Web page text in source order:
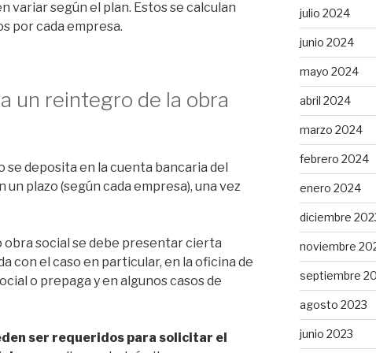
variar según el plan. Estos se calculan
por cada empresa.
un reintegro de la obra
deposita en la cuenta bancaria del
plazo (según cada empresa), una vez
social se debe presentar cierta
con el caso en particular, en la oficina de
o prepaga y en algunos casos de
ser requeridos para solicitar el
julio 2024
junio 2024
mayo 2024
abril 2024
marzo 2024
febrero 2024
enero 2024
diciembre
noviembre
septiembre
agosto 2023
junio 2023